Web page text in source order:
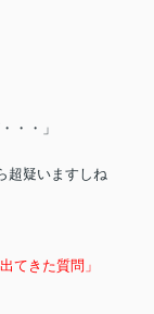
・・」
超疑いますしね
てきた質問」